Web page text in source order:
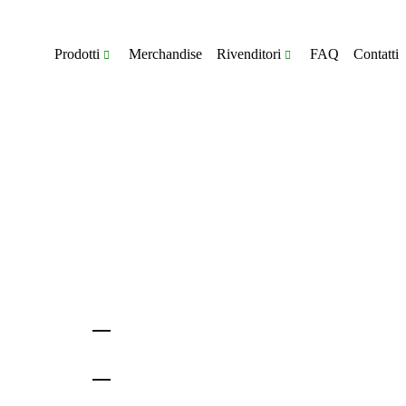
Prodotti
Guide picatinny
Merchandise Rivenditori FAQ Contatti